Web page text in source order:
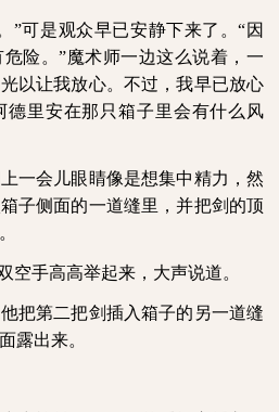
”可是观众早已安静下来了。“因
险。”魔术师一边这么说着，一
以让我放心。不过，我早已放心
德里安在那只箱子里会有什么风
一会儿眼睛像是想集中精力，然
子侧面的一道缝里，并把剑的顶
空手高高举起来，大声说道。
把第二把剑插入箱子的另一道缝
露出来。